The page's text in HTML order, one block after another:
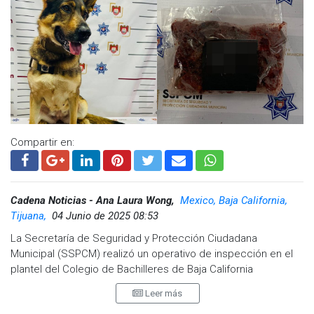
“N”, de 54 años, señalado como generador de violencia en la
delegación Sánchez Taboada y presuntamente vinculado a
robos con violencia a transeúntes y conductores de
plataformas. Se le encuentra una pistola calibre .380 con un
cartucho.
Visita y accede a todo nuestro contenido |
www.cadenanoticias.com| Twitter:@cadena_noticias|
Facebook:@cadenanoticiasmx| Instagram:
@cadenanoticiasmx
Whatsapp: @CadenaNoticias| Telegram:@CadenaNoticias
Compartir en:
Cadena Noticias - Ana Laura Wong, Mexico, Baja California,
Tijuana, 04 Junio de 2025 08:53
La Secretaría de Seguridad y Protección Ciudadana
Municipal (SSPCM) realizó un operativo de inspección en el
plantel del Colegio de Bachilleres de Baja California
(COBACH), ubicado en la colonia Cañadas del Florido,
logrando detectar y asegurar sustancias prohibidas en el
Leer más